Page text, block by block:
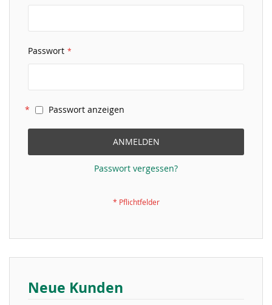
Passwort
Passwort anzeigen
ANMELDEN
Passwort vergessen?
Neue Kunden